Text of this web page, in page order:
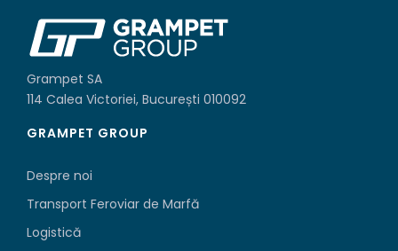
Grampet SA
114 Calea Victoriei, București 010092
GRAMPET GROUP
Despre noi
Transport Feroviar de Marfă
Logistică